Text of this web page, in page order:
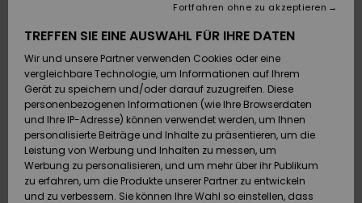
Accessoires
Schuhe&
Flip-Flops
Surf
Snow
Accessoires
Schuhe&
Flip-Flops
Surf
Snow
FRAUEN
Brandneu
Highlights
Snow
SURF
Kinder
Highlights
Community
SNOW
Snow Shop
Kinder
Snow Shop
Damen
Highlights
DOPPELTER
RABATT
KINDER
Outlet
Frauen
Retouren
Bezahlung
Geschenkkarte
Quiksilver
TREFFEN SIE EINE AUSWAHL FÜR IHRE DATEN
Wir und unsere Partner verwenden Cookies oder eine
vergleichbare Technologie, um Informationen auf Ihrem
Gerät zu speichern und/oder darauf zuzugreifen. Diese
personenbezogenen Informationen (wie Ihre Browserdaten
und Ihre IP-Adresse) können verwendet werden, um Ihnen
personalisierte Beiträge und Inhalte zu präsentieren, um die
Leistung von Werbung und Inhalten zu messen, um
Werbung zu personalisieren, und um mehr über ihr Publikum
zu erfahren, um die Produkte unserer Partner zu entwickeln
und zu verbessern. Sie können Ihre Wahl so einstellen, dass
Fortfahren ohne zu akzeptieren